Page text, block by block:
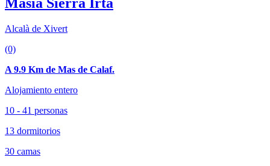
Masía Sierra Irta
Alcalà de Xivert
(0)
A 9.9 Km de Mas de Calaf.
Alojamiento entero
10 - 41 personas
13 dormitorios
30 camas